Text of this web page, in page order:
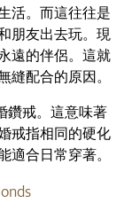
活。而這往往是
朋友出去玩。現
遠的伴侶。這就
配合的原因。
鑽戒。這意味著
戒指相同的硬化
合日常穿著。